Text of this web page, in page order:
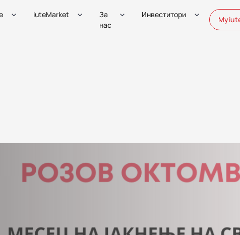
iuteMarket
За
нас
Инвеститори